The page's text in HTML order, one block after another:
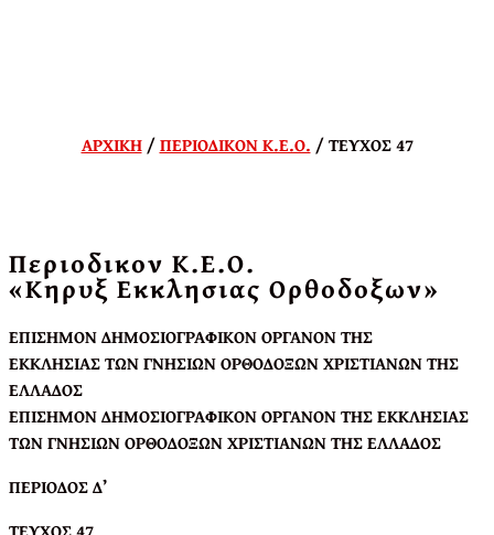
ΑΡΧΙΚΗ/ΠΕΡΙΟΔΙΚΟΝ Κ.Ε.Ο. / ΤΕΥΧΟΣ 47
Περιοδικον Κ.Ε.Ο.
«Κηρυξ Εκκλησιας Ορθοδοξων»
ΕΠΙΣΗΜΟΝ ΔΗΜΟΣΙΟΓΡΑΦΙΚΟΝ ΟΡΓΑΝΟΝ ΤΗΣ
ΕΚΚΛΗΣΙΑΣΤΩΝ ΓΝΗΣΙΩΝ ΟΡΘΟΔΟΞΩΝ ΧΡΙΣΤΙΑΝΩΝ ΤΗΣ
ΕΛΛΑΔΟΣ
ΕΠΙΣΗΜΟΝ ΔΗΜΟΣΙΟΓΡΑΦΙΚΟΝ ΟΡΓΑΝΟΝ ΤΗΣ ΕΚΚΛΗΣΙΑΣ
ΤΩΝ ΓΝΗΣΙΩΝ ΟΡΘΟΔΟΞΩΝ ΧΡΙΣΤΙΑΝΩΝ ΤΗΣ ΕΛΛΑΔΟΣ
ΠΕΡΙΟΔΟΣ Δ’